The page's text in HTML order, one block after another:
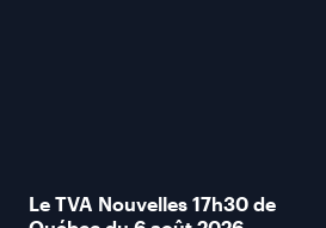
Le TVA Nouvelles 17h30 de